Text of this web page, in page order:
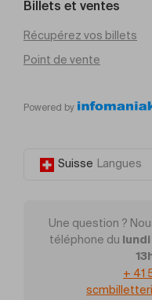
Billets et ventes
Récupérez vos billets
Point de vente
Powered by
Suisse Langues
Une question ?
téléphone du
+ 41